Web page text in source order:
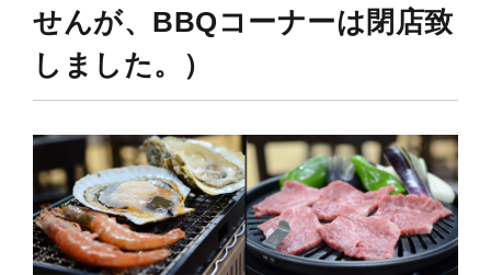
せんが、BBQコーナーは閉店致
しました。）